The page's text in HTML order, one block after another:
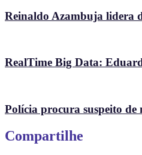
Reinaldo Azambuja lidera
RealTime Big Data:
Polícia procura suspeito
Compartilhe